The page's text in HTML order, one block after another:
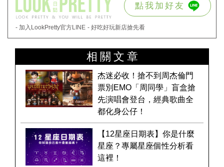
- 加入LookPretty官方LINE - 好吃好玩新店搶先看
點我加好友
相關文章
杰迷必收！搶不到周杰倫門
票別EMO「周同學」盲盒搶
先演唱會登台，經典歌曲全
都化身公仔！
【12星座日期表】你是什麼
星座？專屬星座個性分析看
這裡！